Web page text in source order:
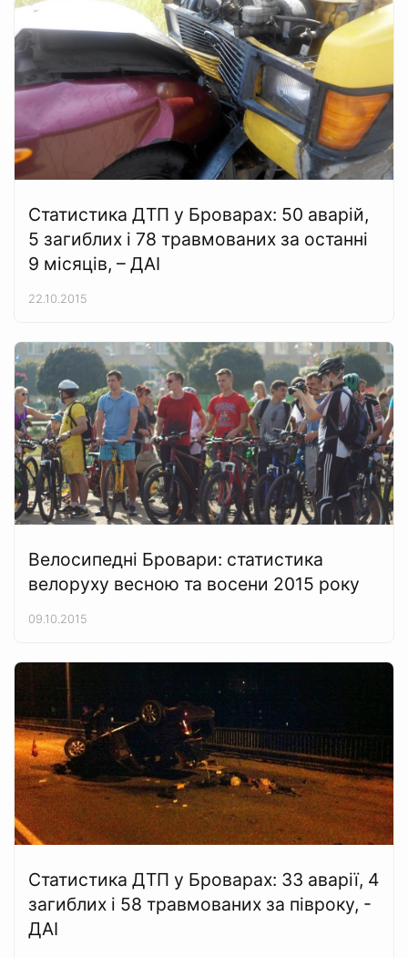
Статистика ДТП у Броварах: 50 аварій,
5 загиблих і 78 травмованих за останні
9 місяців, – ДАІ
22.10.2015
Велосипедні Бровари: статистика
велоруху весною та восени 2015 року
09.10.2015
Статистика ДТП у Броварах: 33 аварії, 4
загиблих і 58 травмованих за півроку, -
ДАІ